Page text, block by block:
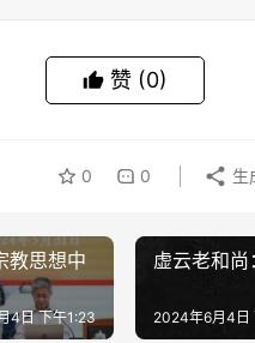
赞 (0)
0 0 生
教思想中
4日 下午1:23
虚云老和
2024年6月4日